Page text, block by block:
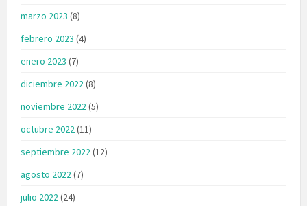
marzo 2023 (8)
febrero 2023 (4)
enero 2023 (7)
diciembre 2022(8)
noviembre 2022(5)
octubre 2022(11)
septiembre 2022(12)
agosto 2022(7)
julio 2022(24)